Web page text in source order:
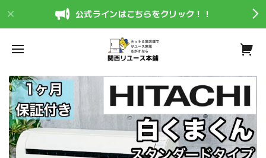
公式ラインはこちらをクリック！！